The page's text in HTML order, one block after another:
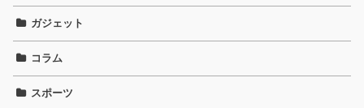
ガジェット
コラム
スポーツ